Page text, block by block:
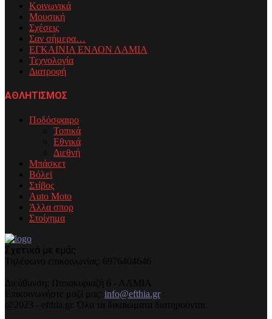
Κοινωνικά
Μουσική
Σχέσεις
Σαν σήμερα…
ΕΓΚΑΙΝΙΑ ΕΝΑΟΝ ΛΑΜΙΑ
Τεχνολογία
Διατροφή
ΑΘΛΗΤΙΣΜΟΣ
Ποδόσφαιρο
Τοπικά
Εθνικά
Διεθνή
Μπάσκετ
Βόλεϊ
Στίβος
Auto Moto
Άλλα σπορ
Στοίχημα
Σχετικά με εμάς
Τηλέφωνo επικοινωνίας: 6976404646
Διεύθυνση: Παπακυριαζή 6 - ΛΑΜΙΑ
Επικοινωνήστε μαζί μας: info@efthia.gr
@2023 - efthia.gr. Όλα τα δικαιώματα διατηρούνται.